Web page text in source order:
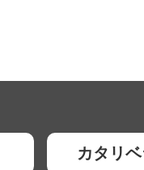
カタリ